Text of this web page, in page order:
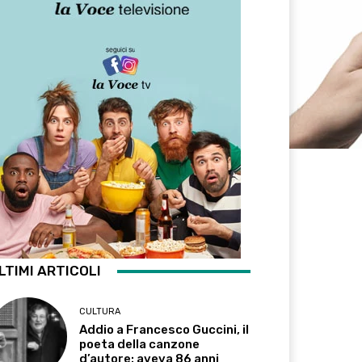
ARTICOLI
CULTURA
Addio a Francesco Guccini, il
poeta della canzone
d’autore: aveva 86 anni